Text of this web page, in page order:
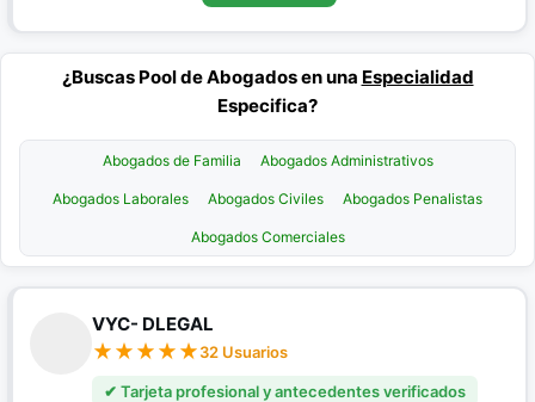
¿Buscas Pool de Abogados en una Especialidad
Especifica?
Abogados de Familia Abogados Administrativos
Abogados Laborales Abogados Civiles Abogados Penalistas
Abogados Comerciales
VYC- DLEGAL
32 Usuarios
✔ Tarjeta profesional y antecedentes verificados